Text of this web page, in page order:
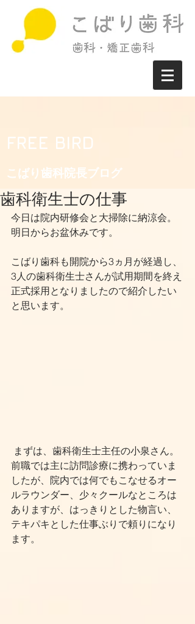
FREE BIRD
こばり歯科院長ブログ​
歯科衛生士の仕事
今日は院内研修会と大掃除に納涼会。
明日からお盆休みです。
こばり歯科も開院から3ヵ月が経過し、
3人の歯科衛生士さんが試用期間を終え
正式採用となりましたので紹介したい
と思います。
まずは、歯科衛生士主任の小泉さん。
前職では主に訪問診療に携わっていま
したが、院内では何でもこなせるオー
ルラウンダー、少々クールなところは
ありますが、はっきりとした物言い、
テキパキとした仕事ぶりで頼りになり
ます。